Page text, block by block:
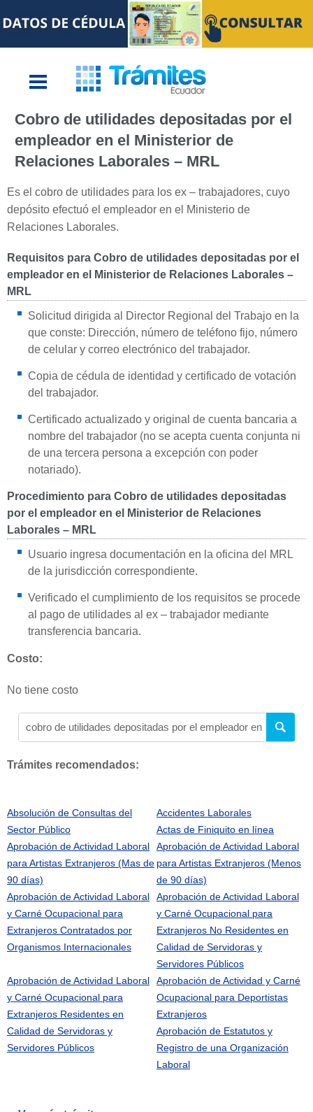
Cobro de utilidades depositadas por el
empleador en el Ministerior de
Relaciones Laborales – MRL
Es el cobro de utilidades para los ex – trabajadores, cuyo
depósito efectuó el empleador en el Ministerio de
Relaciones Laborales.
Requisitos para Cobro de utilidades depositadas por el
empleador en el Ministerior de Relaciones Laborales –
MRL
Solicitud dirigida al Director Regional del Trabajo en la
que conste: Dirección, número de teléfono fijo, número
de celular y correo electrónico del trabajador.
Copia de cédula de identidad y certificado de votación
del trabajador.
Certificado actualizado y original de cuenta bancaria a
nombre del trabajador (no se acepta cuenta conjunta ni
de una tercera persona a excepción con poder
notariado).
Procedimiento para Cobro de utilidades depositadas
por el empleador en el Ministerior de Relaciones
Laborales – MRL
Usuario ingresa documentación en la oficina del MRL
de la jurisdicción correspondiente.
Verificado el cumplimiento de los requisitos se procede
al pago de utilidades al ex – trabajador mediante
transferencia bancaria.
Costo:
No tiene costo
Trámites recomendados:
Absolución de Consultas del
Sector Público
Accidentes Laborales
Actas de Finiquito en línea
Aprobación de Actividad Laboral
para Artistas Extranjeros (Mas de
90 días)
Aprobación de Actividad Laboral
para Artistas Extranjeros (Menos
de 90 días)
Aprobación de Actividad Laboral
y Carné Ocupacional para
Extranjeros Contratados por
Organismos Internacionales
Aprobación de Actividad Laboral
y Carné Ocupacional para
Extranjeros No Residentes en
Calidad de Servidoras y
Servidores Públicos
Aprobación de Actividad Laboral
y Carné Ocupacional para
Extranjeros Residentes en
Calidad de Servidoras y
Servidores Públicos
Aprobación de Actividad y Carné
Ocupacional para Deportistas
Extranjeros
Aprobación de Estatutos y
Registro de una Organización
Laboral